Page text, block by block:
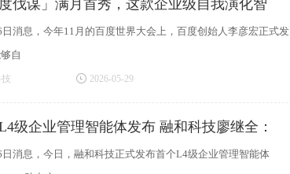
度伐谋」满月首秀，这款企业级自我演化智
日消息，今年11月的百度世界大会上，百度创始人李彦宏正式发
自
2026-05-29
级企业管理智能体发布 融和科技廖继全：
日消息，今日，融和科技正式发布首个L4级企业管理智能体